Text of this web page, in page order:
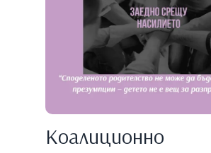
Коалиционно